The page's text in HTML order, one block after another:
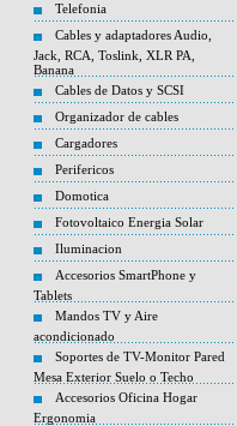
Telefonia
Cables y adaptadores Audio,
Jack, RCA, Toslink, XLR PA,
Banana
Cables de Datos y SCSI
Organizador de cables
Cargadores
Perifericos
Domotica
Fotovoltaico Energia Solar
Iluminacion
Accesorios SmartPhone y
Tablets
Mandos TV y Aire
acondicionado
Soportes de TV-Monitor Pared
Mesa Exterior Suelo o Techo
Accesorios Oficina Hogar
Ergonomia